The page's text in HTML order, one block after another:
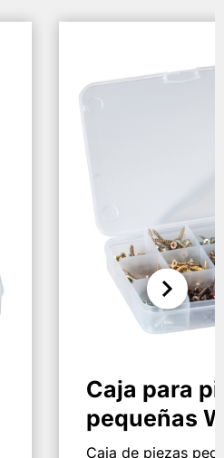
Caja para
pequeñas
Caja de piezas